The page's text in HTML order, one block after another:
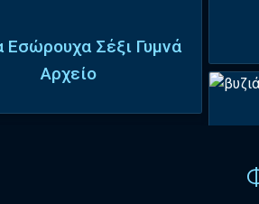
Εσώρουχα Σέξι Γυμνά
Αρχείο